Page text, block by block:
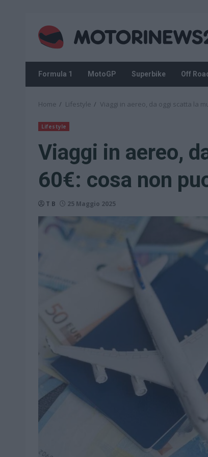
content
Formula 1 MotoGP Superbike Off
Home Lifestyle Viaggi in aereo, da oggi scatta la
Lifestyle
Viaggi in aereo,
60€: cosa non
T B 25 Maggio 2025